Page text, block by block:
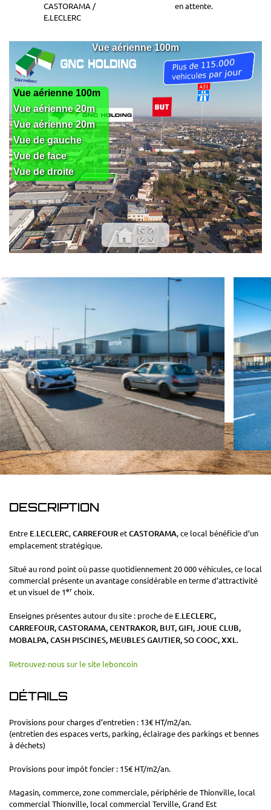
CASTORAMA /
E.LECLERC
en attente.
DESCRIPTION
Entre E.LECLERC,CARREFOURetCASTORAMA, ce local bénéficie d’un
emplacement stratégique.
Situé au rond point où passe quotidiennement 20 000 véhicules, ce local
commercial présente un avantage considérable en terme d’attractivité
et un visuel de 1er choix.
Enseignes présentes autour du site : proche de E.LECLERC,
CARREFOUR, CASTORAMA, CENTRAKOR, BUT, GIFI, JOUE CLUB,
MOBALPA, CASH PISCINES, MEUBLES GAUTIER, SO COOC, XXL.
Retrouvez-nous sur le site leboncoin
DÉTAILS
Provisions pour charges d’entretien : 13€ HT/m2/an.
(entretien des espaces verts, parking, éclairage des parkings et bennes
à déchets)
Provisions pour impôt foncier : 15€ HT/m2/an.
Magasin, commerce, zone commerciale, périphérie de Thionville, local
commercial Thionville, local commercial Terville, Grand Est